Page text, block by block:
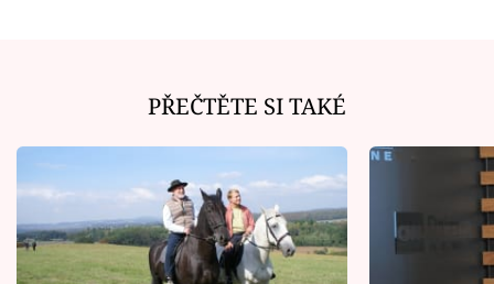
PŘEČTĚTE SI TAKÉ